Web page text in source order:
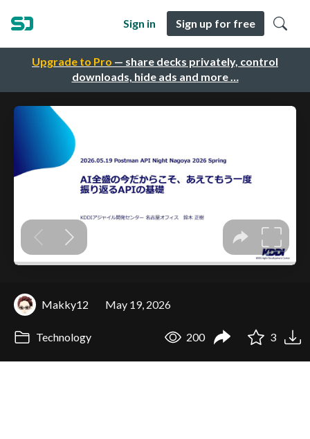
Upgrade to Pro — share decks privately, control
downloads, hide ads and more …
Sign in Sign up for free
Makky12 May 19, 2026
Technology 200 3